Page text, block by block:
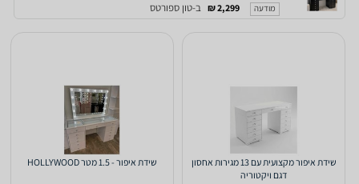
מודעה 2,299 ₪ ב-טון ספורטס
שידת איפור מקצועית עם 13 מגירות אחסון
דגם ויקטוריה
שידת איפור - 1.5 מטר HOLLYWOOD